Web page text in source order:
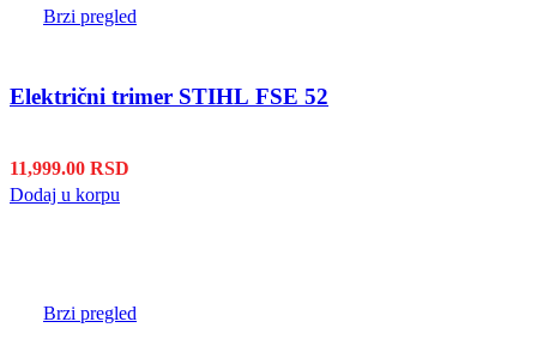
Brzi pregled
Električni trimer STIHL FSE 52
11,999.00 RSD
Dodaj u korpu
Brzi pregled